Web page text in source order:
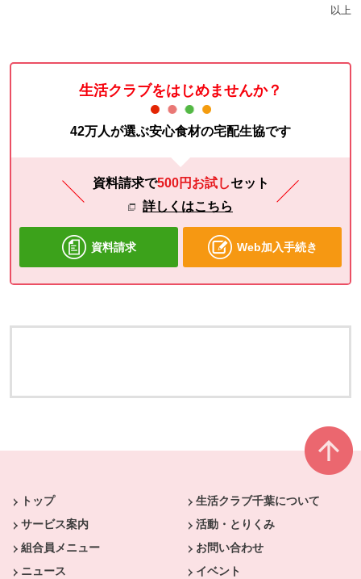
以上
生活クラブをはじめませんか？
42万人が選ぶ安心食材の宅配生協です
資料請求で500円お試しセット
詳しくはこちら
資料請求 Web加入手続き
トップ
生活クラブ千葉について
サービス案内
活動・とりくみ
組合員メニュー
お問い合わせ
ニュース
イベント